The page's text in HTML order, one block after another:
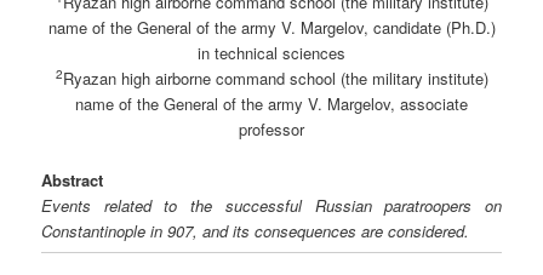
name of the General of the army V. Margelov, candidate (Ph.D.)
in technical sciences
2Ryazan high airborne command school (the military institute)
name of the General of the army V. Margelov, associate
professor
Abstract
Events related to the successful Russian paratroopers on
Constantinople in 907, and its consequences are considered.